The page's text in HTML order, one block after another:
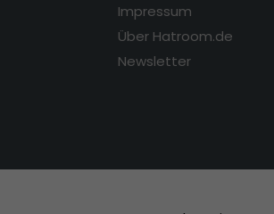
Impressum
Über Hatroom.de
Newsletter